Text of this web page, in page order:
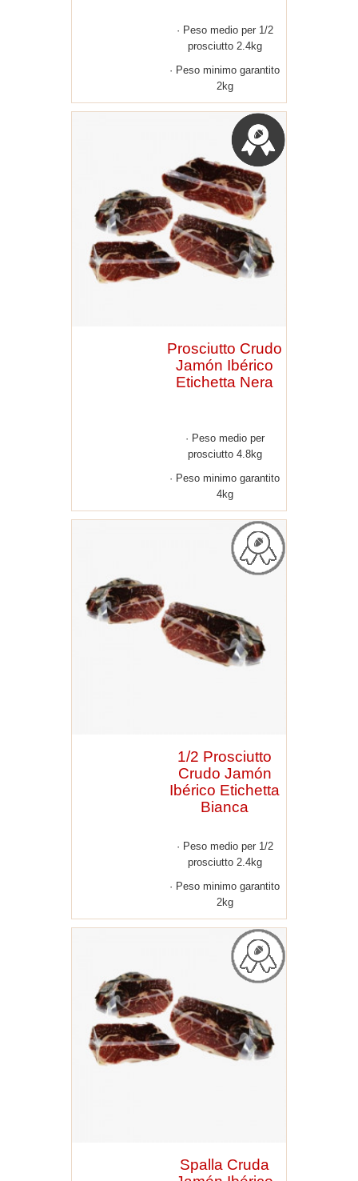
Peso medio per 1/2
prosciutto 2.4kg
Peso minimo garantito
2kg
Prosciutto Crudo
Jamón Ibérico
Etichetta Nera
Peso medio per
prosciutto 4.8kg
Peso minimo garantito
4kg
1/2 Prosciutto
Crudo Jamón
Ibérico Etichetta
Bianca
Peso medio per 1/2
prosciutto 2.4kg
Peso minimo garantito
2kg
Spalla Cruda